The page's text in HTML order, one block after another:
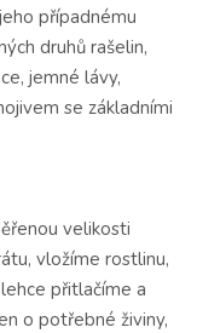
případnému
druhů rašelin,
jemné lávy,
se základními
velikosti
vložíme rostlinu,
přitlačíme a
o potřebné živiny,